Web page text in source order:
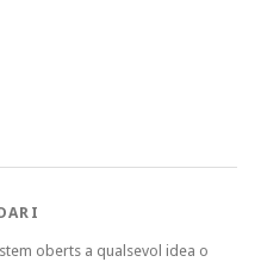
oberts a qualsevol idea o